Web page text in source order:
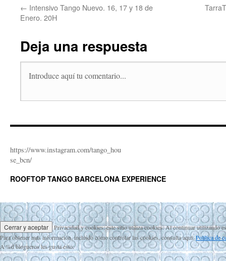
← Intensivo Tango Nuevo. 16, 17 y 18 de
Enero. 20H
Deja una respuesta
https://www.instagram.com/tango_hou
se_bcn/
ROOFTOP TANGO BARCELONA EXPERIENCE
Privacidad y cookies: este sitio utiliza cookies. Al continuar utilizando
Para obtener más información, incluido cómo controlar las cookies, consulta aquí:Política de
A%dblogueros les gusta esto: